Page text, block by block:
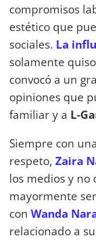
compromisos
estético que
sociales. La
solamente
convocó a un
opiniones que
familiar y a L-
Siempre con
respeto, Zaira
los medios y no
mayormente
con Wanda
relacionado a